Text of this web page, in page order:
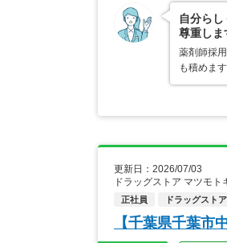
自分ら
尊重しま
薬剤師採
も積めま
更新日：2026/07/03
ドラッグストア マツモ
正社員 ドラッグスト
【千葉県千葉市